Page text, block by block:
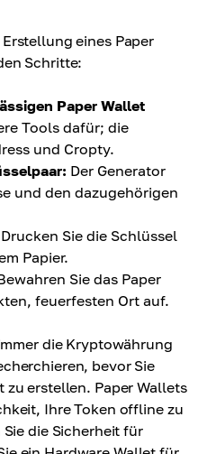
eines Paper
Schritte:
Paper Wallet
Tools dafür; die
und Cropty.
Der Generator
und den dazugehörigen
Drucken Sie die Schlüssel
Papier.
Sie das Paper
feuerfesten Ort auf.
die Kryptowährung
bevor Sie
zu erstellen. Paper Wallets
Ihre Token offline zu
die Sicherheit für